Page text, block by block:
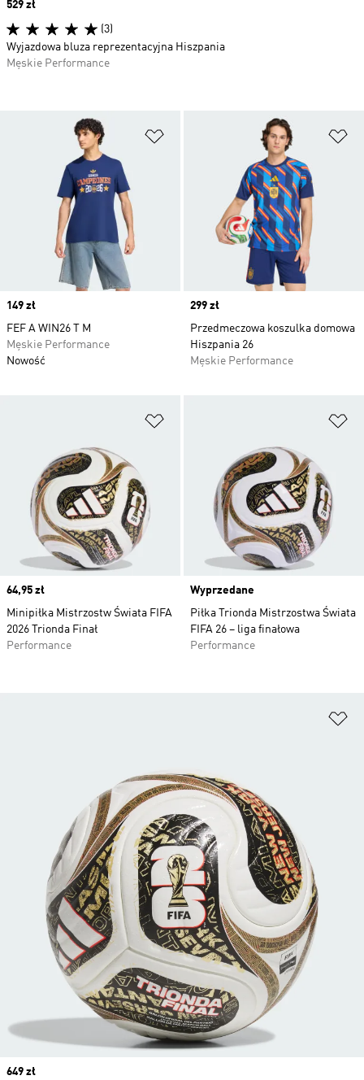
Dodaj do listy życzeń
Price
149 zł
FEF A WIN26 T M
Męskie Performance
Nowość
Price
299 zł
Przedmeczowa koszulka domowa
Hiszpania 26
Męskie Performance
Price
64,95 zł
Minipiłka Mistrzostw Świata FIFA
2026 Trionda Finał
Performance
Wyprzedane
Piłka Trionda Mistrzostwa Świata
FIFA 26 – liga finałowa
Performance
Price
529 zł
(3)
Wyjazdowa bluza reprezentacyjna Hiszpania
Męskie Performance
Price
649 zł